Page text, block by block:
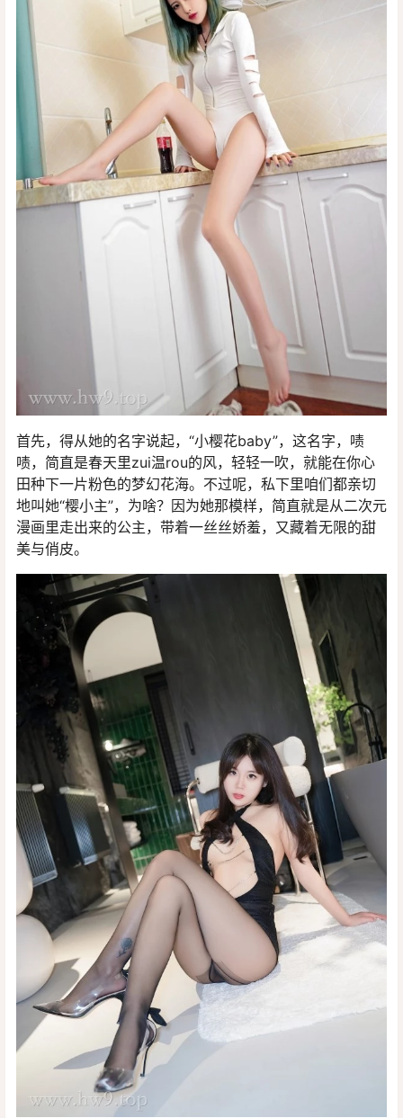
首先，得从她的名字说起，“小樱花baby”，这名字，啧
啧，简直是春天里zui温rou的风，轻轻一吹，就能在你心
田种下一片粉色的梦幻花海。不过呢，私下里咱们都亲切
地叫她“樱小主”，为啥？因为她那模样，简直就是从二次元
漫画里走出来的公主，带着一丝丝娇羞，又藏着无限的甜
美与俏皮。